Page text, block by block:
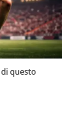
questo